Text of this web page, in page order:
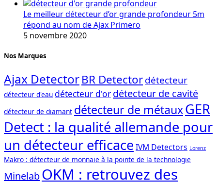
Le meilleur détecteur d’or grande profondeur 5m
répond au nom de Ajax Primero
5 novembre 2020
Nos Marques
Ajax DetectorBR Detectordétecteur
détecteur d'eau détecteur d'or détecteur de cavité
détecteur de diamant détecteur de métauxGER
Detect : la qualité allemande pour
un détecteur efficace IVM Detectors Lorenz
Makro : détecteur de monnaie à la pointe de la technologie
MinelabOKM : retrouvez des